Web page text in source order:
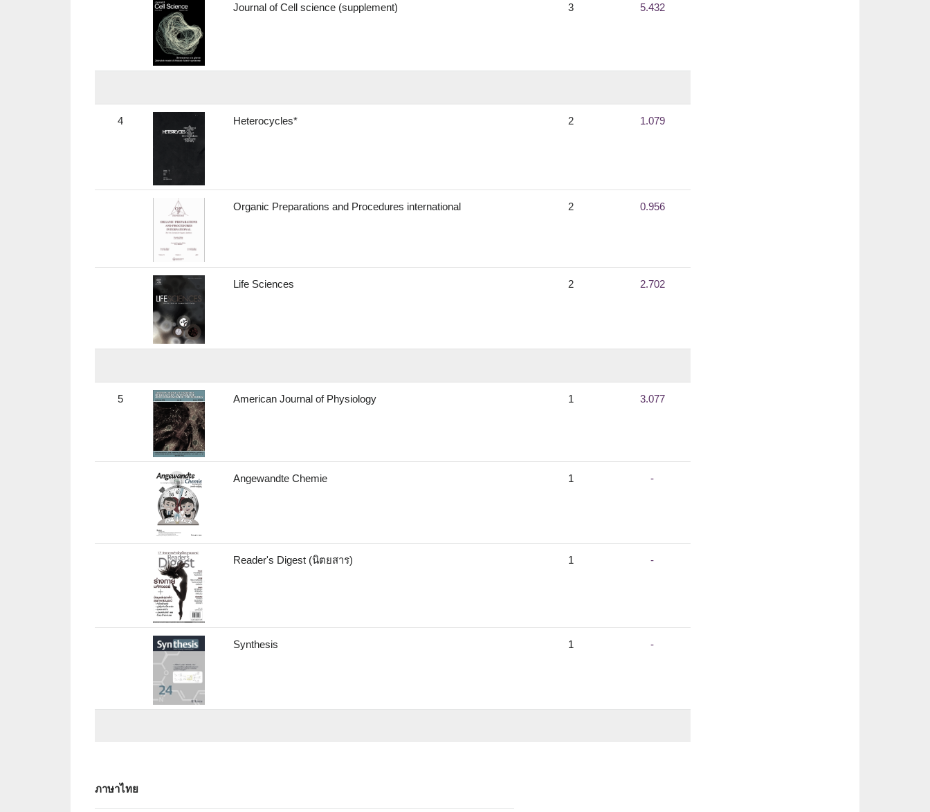
Journal of Cell science (supplement) 3 5.432
4 Heterocycles* 2 1.079
Organic Preparations and Procedures international 2 0.956
Life Sciences 2 2.702
5 American Journal of Physiology 1 3.077
Angewandte Chemie 1 -
Reader's Digest (นิตยสาร) 1 -
Synthesis 1 -
ภาษาไทย